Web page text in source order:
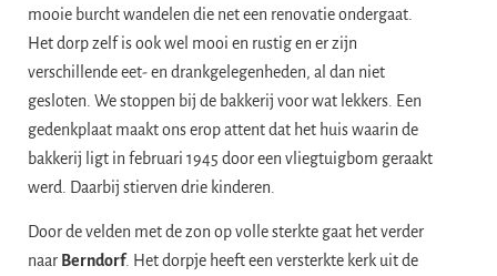
mooie burcht wandelen die net een renovatie ondergaat.
Het dorp zelf is ook wel mooi en rustig en er zijn
verschillende eet- en drankgelegenheden, al dan niet
gesloten. We stoppen bij de bakkerij voor wat lekkers. Een
gedenkplaat maakt ons erop attent dat het huis waarin de
bakkerij ligt in februari 1945 door een vliegtuigbom geraakt
werd. Daarbij stierven drie kinderen.
Door de velden met de zon op volle sterkte gaat het verder
naar Berndorf. Het dorpje heeft een versterkte kerk uit de